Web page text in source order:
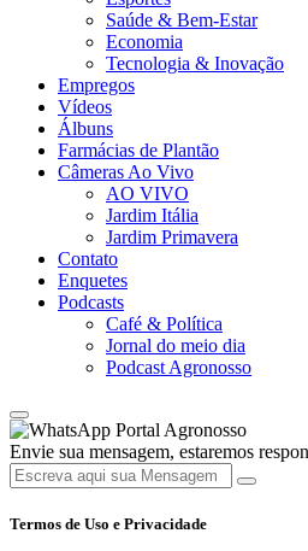
Saúde & Bem-Estar
Economia
Tecnologia & Inovação
Empregos
Vídeos
Álbuns
Farmácias de Plantão
Câmeras Ao Vivo
AO VIVO
Jardim Itália
Jardim Primavera
Contato
Enquetes
Podcasts
Café & Política
Jornal do meio dia
Podcast Agronosso
Portal Agronosso
Envie sua mensagem, estaremos
Termos de Uso e Privacidade